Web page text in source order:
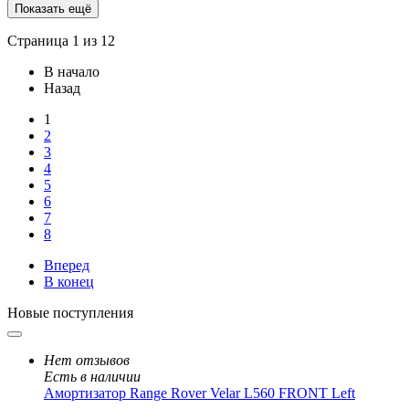
Показать ещё
Страница 1 из 12
В начало
Назад
1
2
3
4
5
6
7
8
Вперед
В конец
Новые поступления
Нет отзывов
Есть в наличии
Амортизатор Range Rover Velar L560 FRONT Left